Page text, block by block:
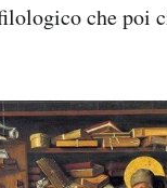
che poi